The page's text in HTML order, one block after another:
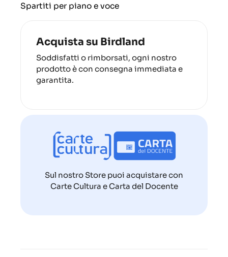
Spartiti per piano e voce
Acquista su Birdland
Soddisfatti o rimborsati, ogni nostro
prodotto è con consegna immediata e
garantita.
Sul nostro Store puoi acquistare con
Carte Cultura e Carta del Docente